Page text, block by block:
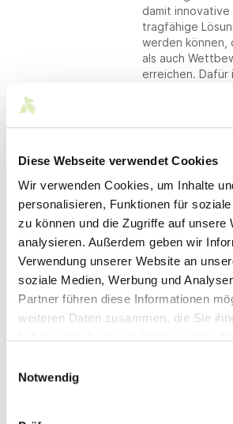
Diese Webseite verwendet Cookies
Wir verwenden Cookies, um Inhalte
personalisieren, Funktionen für
zu können und die Zugriffe auf unsere
analysieren. Außerdem geben wir
Verwendung unserer Website an
soziale Medien, Werbung und
Partner führen diese Informationen
weiteren Daten zusammen, die Sie
Notwendig
damit
tragfähige
werden können,
als auch
erreichen. Dafür
unerlässlich.
Sportartikel-
gegenüber und
die
Entwicklungen
Verbraucher
analysieren.
Zum
Für die baden-